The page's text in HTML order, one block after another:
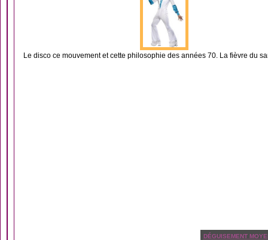
Le disco ce mouvement et cette philosophie des années 70. La fièvre du
DÉGUISEMENT